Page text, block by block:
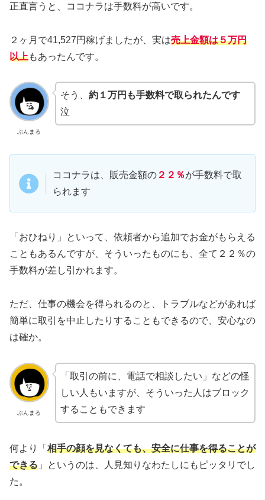
正直言うと、ココナラは手数料が高いです。
２ヶ月で41,527円稼げましたが、実は売上金額は５万円
以上もあったんです。
ぷんまる
そう、 約１万円も手数料で取られたんです
泣
ココナラは、販売金額の ２２％が手数料で取
られます
「おひねり」といって、依頼者から追加でお金がもらえる
こともあるんですが、そういったものにも、全て２２％の
手数料が差し引かれます。
ただ、仕事の機会を得られるのと、トラブルなどがあれば
簡単に取引を中止したりすることもできるので、安心なの
は確か。
ぷんまる
「取引の前に、電話で相談したい」などの怪
しい人もいますが、そういった人はブロック
することもできます
何より「 相手の顔を見なくても、安全に仕事を得ることが
できる 」というのは、人見知りなわたしにもピッタリでし
た。